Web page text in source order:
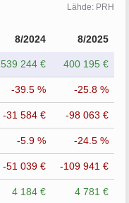
Lähde: PRH
8/2024 8/2025
539 244 € 400 195 €
-39.5 % -25.8 %
-31 584 € -98 063 €
-5.9 % -24.5 %
-51 039 € -109 941 €
4 184 € 4 781 €